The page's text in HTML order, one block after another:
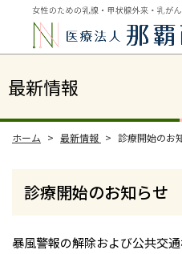
最新情報
ホーム 最新情報 診療開始のお
診療開始のお知らせ
暴風警報の解除および公共交